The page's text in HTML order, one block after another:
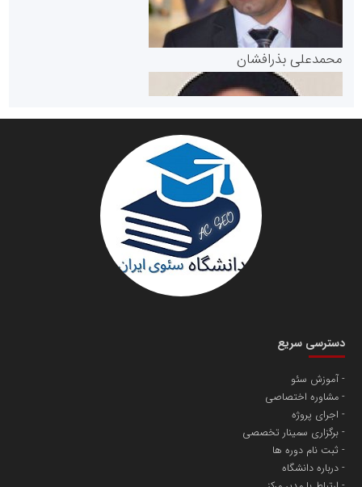
پایگاه خبری گفتمان یزد
دانشگاه سئوی ایران
سازمان صنعت،معدن و تجارت
آهن و فولاد غدیر ایرانیان
تامین آهن اسفنجی تولیدکنندگان فولاد در کشور
محمدعلی بذرافشان
مریم حاج نوروز نظری
دسترسی سریع
آموزش سئو
مشاوره اختصاصی
اجرای پروژه
برگزاری سمینار تخصصی
ثبت نام دوره ها
درباره دانشگاه